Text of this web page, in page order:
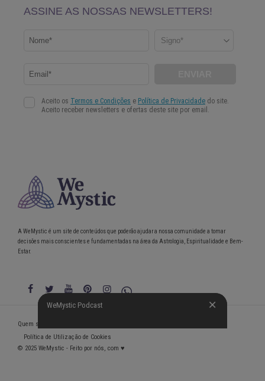
WeMystic Podcast
A WeMystic é um site de conteúdos que poderão ajudar a nossa comunidade a tomar
decisões mais conscientes e fundamentadas na área da Astrologia, Espiritualidade e Bem-
Estar.
WeMystic Podcast
Quem somos
Política de Utilização de Cookies
© 2025 WeMystic - Feito por nós, com ♥